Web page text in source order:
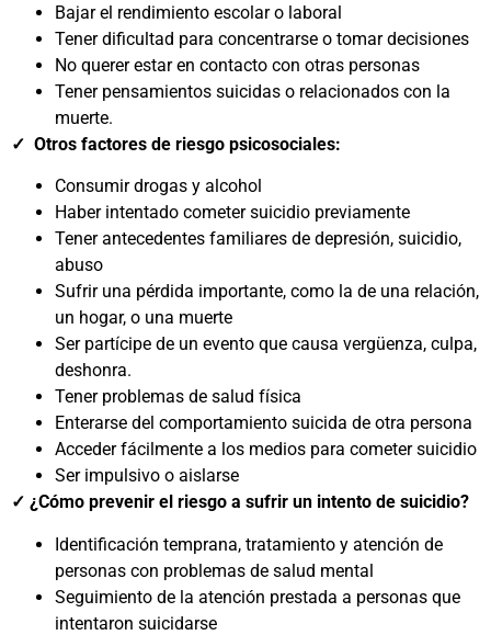
Bajar el rendimiento escolar o laboral
Tener dificultad para concentrarse o tomar decisiones
No querer estar en contacto con otras personas
Tener pensamientos suicidas o relacionados con la
muerte.
✓ Otros factores de riesgo psicosociales:
Consumir drogas y alcohol
Haber intentado cometer suicidio previamente
Tener antecedentes familiares de depresión, suicidio,
abuso
Sufrir una pérdida importante, como la de una relación,
un hogar, o una muerte
Ser partícipe de un evento que causa vergüenza, culpa,
deshonra.
Tener problemas de salud física
Enterarse del comportamiento suicida de otra persona
Acceder fácilmente a los medios para cometer suicidio
Ser impulsivo o aislarse
✓ ¿Cómo prevenir el riesgo a sufrir un intento de suicidio?
Identificación temprana, tratamiento y atención de
personas con problemas de salud mental
Seguimiento de la atención prestada a personas que
intentaron suicidarse